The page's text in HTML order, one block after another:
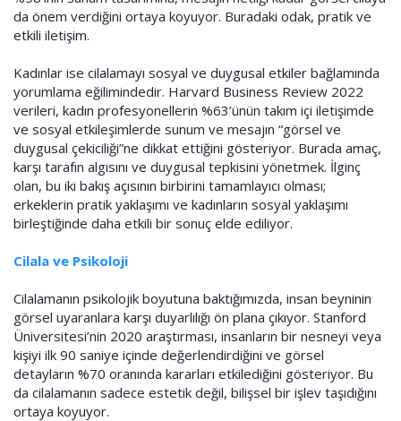
da önem verdiğini ortaya koyuyor. Buradaki odak, pratik ve
etkili iletişim.
Kadınlar ise cilalamayı sosyal ve duygusal etkiler bağlamında
yorumlama eğilimindedir. Harvard Business Review 2022
verileri, kadın profesyonellerin %63’ünün takım içi iletişimde
ve sosyal etkileşimlerde sunum ve mesajın “görsel ve
duygusal çekiciliği”ne dikkat ettiğini gösteriyor. Burada amaç,
karşı tarafın algısını ve duygusal tepkisini yönetmek. İlginç
olan, bu iki bakış açısının birbirini tamamlayıcı olması;
erkeklerin pratik yaklaşımı ve kadınların sosyal yaklaşımı
birleştiğinde daha etkili bir sonuç elde ediliyor.
Cilala ve Psikoloji
Cilalamanın psikolojik boyutuna baktığımızda, insan beyninin
görsel uyaranlara karşı duyarlılığı ön plana çıkıyor. Stanford
Üniversitesi’nin 2020 araştırması, insanların bir nesneyi veya
kişiyi ilk 90 saniye içinde değerlendirdiğini ve görsel
detayların %70 oranında kararları etkilediğini gösteriyor. Bu
da cilalamanın sadece estetik değil, bilişsel bir işlev taşıdığını
ortaya koyuyor.